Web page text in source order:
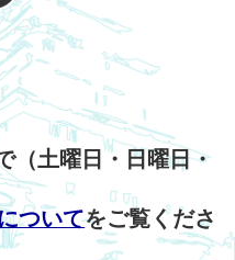
（土曜日・日曜日・
ついてをご覧くださ